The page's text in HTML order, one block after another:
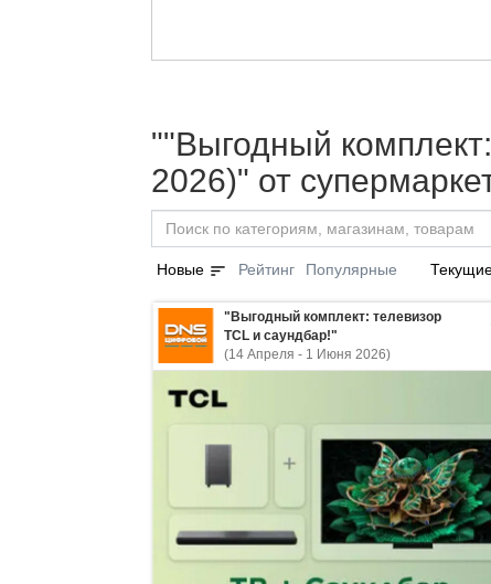
""Выгодный
2026)" от
Новые sort Рейтинг Популярные
"Выгодный комплект: телевизор
TCL и саундбар!"
(14 Апреля - 1 Июня 2026)